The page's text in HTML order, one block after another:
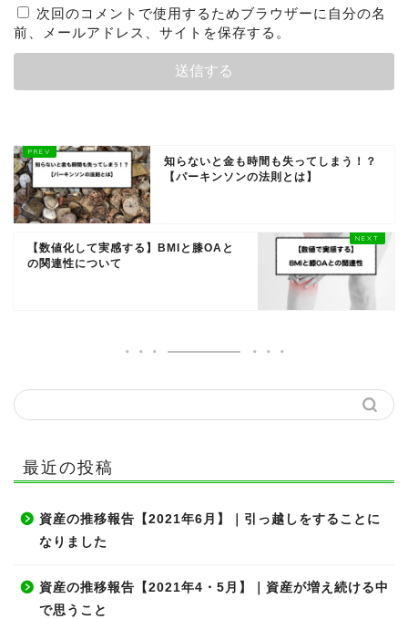
次回のコメントで使用するためブラウザーに自分の名
前、メールアドレス、サイトを保存する。
知らないと金も時間も失ってしまう！？
【パーキンソンの法則とは】
【数値化して実感する】BMIと膝OAと
の関連性について
最近の投稿
資産の推移報告【2021年6月】｜引っ越しをすることに
なりました
資産の推移報告【2021年4・5月】｜資産が増え続ける中
で思うこと